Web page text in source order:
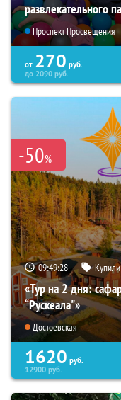
развлекательного
Проспект Просвещения
от 270 руб.
до2090руб.
-50%
09:49:27
«Тур на 2 дня:
“Рускеала"»
Достоевская
1620 руб.
12900руб.